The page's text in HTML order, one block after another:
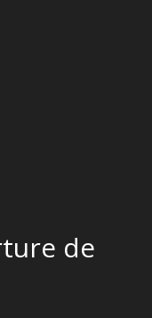
de